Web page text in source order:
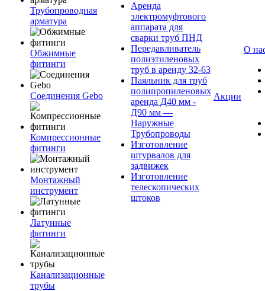
Трубопроводная
арматура
Обжимные
фитинги
Соединения Gebo
Компрессионные
фитинги
Монтажный
инструмент
Латунные
фитинги
Канализационные
трубы
Аренда
электромуфтового
аппарата для
сварки труб ПНД
Передавливатель
полиэтиленовых
труб в аренду 32-63
Паяльник для труб
полипропиленовых
аренда Д40 мм -
Д90 мм —
Наружные
Трубопроводы
Изготовление
штурвалов для
задвижек
Изготовление
телескопических
штоков
Акции
О